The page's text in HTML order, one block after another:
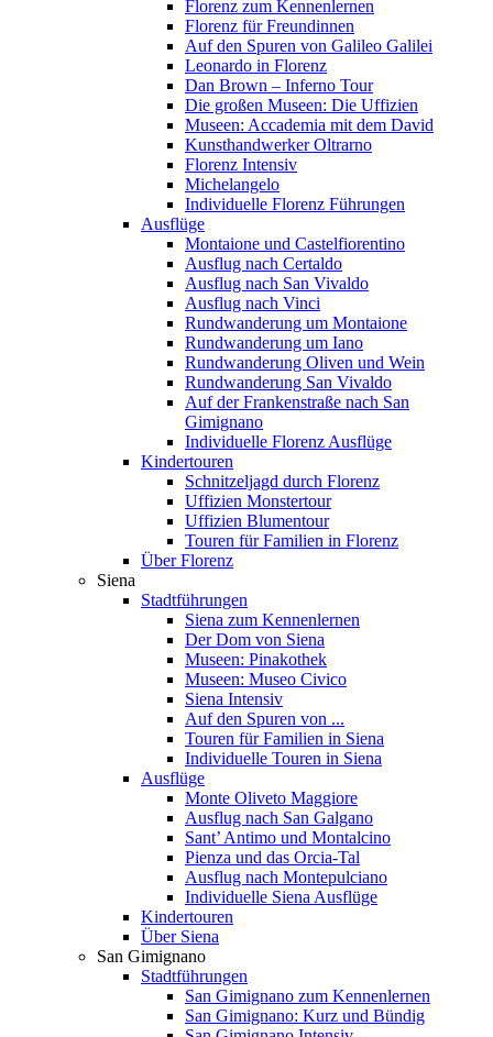
Florenz zum Kennenlernen
Florenz für Freundinnen
Auf den Spuren von Galileo Galilei
Leonardo in Florenz
Dan Brown – Inferno Tour
Die großen Museen: Die Uffizien
Museen: Accademia mit dem David
Kunsthandwerker Oltrarno
Florenz Intensiv
Michelangelo
Individuelle Florenz Führungen
Ausflüge
Montaione und Castelfiorentino
Ausflug nach Certaldo
Ausflug nach San Vivaldo
Ausflug nach Vinci
Rundwanderung um Montaione
Rundwanderung um Iano
Rundwanderung Oliven und Wein
Rundwanderung San Vivaldo
Auf der Frankenstraße nach San
Gimignano
Individuelle Florenz Ausflüge
Kindertouren
Schnitzeljagd durch Florenz
Uffizien Monstertour
Uffizien Blumentour
Touren für Familien in Florenz
Über Florenz
Siena
Stadtführungen
Siena zum Kennenlernen
Der Dom von Siena
Museen: Pinakothek
Museen: Museo Civico
Siena Intensiv
Auf den Spuren von ...
Touren für Familien in Siena
Individuelle Touren in Siena
Ausflüge
Monte Oliveto Maggiore
Ausflug nach San Galgano
Sant’ Antimo und Montalcino
Pienza und das Orcia-Tal
Ausflug nach Montepulciano
Individuelle Siena Ausflüge
Kindertouren
Über Siena
San Gimignano
Stadtführungen
San Gimignano zum Kennenlernen
San Gimignano: Kurz und Bündig